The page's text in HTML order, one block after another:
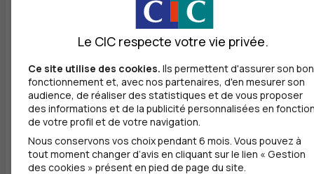
Retrait de rouleaux de monnaie EUR
Dépôt de monnaie EUR
Dépôt valorisé de chèques EUR
Dépôt de chèques EUR
Equipement pour déficients visuels
Le CIC respecte votre vie privée.
Ce site utilise des cookies. Ils permettent d'assurer son bon
fonctionnement et, avec nos partenaires, d'en mesurer son
audience, de réaliser des statistiques et de vous proposer
des informations et de la publicité personnalisées en
de votre profil et de votre navigation.
Nous conservons vos choix pendant 6 mois. Vous pouvez à
tout moment changer d’avis en cliquant sur le lien « Gestion
des cookies » présent en pied de page du site.